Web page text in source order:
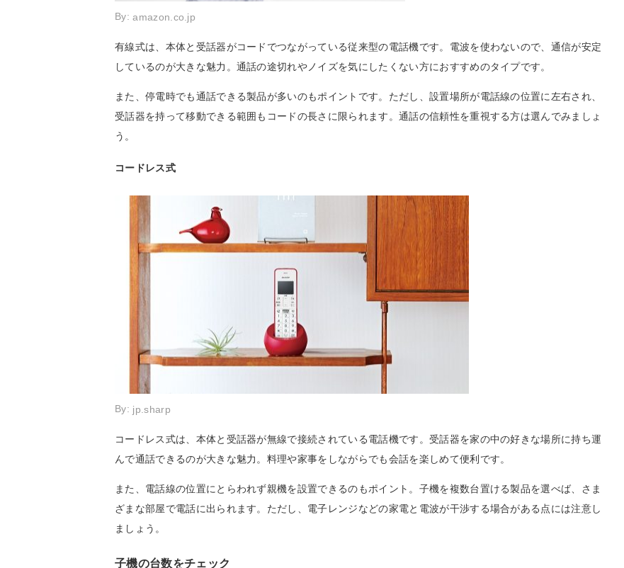
By:amazon.co.jp
有線式は、本体と受話器がコードでつながっている従来型の電話機です。電波を使わないので、通信が安定
しているのが大きな魅力。通話の途切れやノイズを気にしたくない方におすすめのタイプです。
また、停電時でも通話できる製品が多いのもポイントです。ただし、設置場所が電話線の位置に左右され、
受話器を持って移動できる範囲もコードの長さに限られます。通話の信頼性を重視する方は選んでみましょ
う。
コードレス式
By: jp.sharp
コードレス式は、本体と受話器が無線で接続されている電話機です。受話器を家の中の好きな場所に持ち運
んで通話できるのが大きな魅力。料理や家事をしながらでも会話を楽しめて便利です。
また、電話線の位置にとらわれず親機を設置できるのもポイント。子機を複数台置ける製品を選べば、さま
ざまな部屋で電話に出られます。ただし、電子レンジなどの家電と電波が干渉する場合がある点には注意し
ましょう。
子機の台数をチェック